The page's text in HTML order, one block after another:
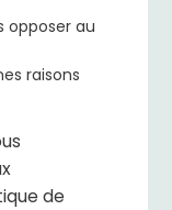
opposer au
raisons
de